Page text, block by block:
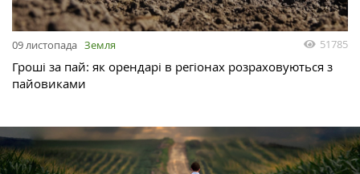
09 листопада Земля 51785
Гроші за пай: як орендарі в регіонах розраховуються з
пайовиками